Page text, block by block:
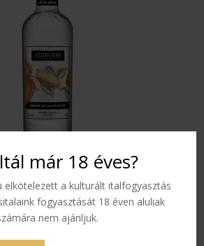
már 18 éves?
elkötelezett a kulturált italfogyasztás
fogyasztását 18 éven aluliak
nem ajánljuk.
White Cacao